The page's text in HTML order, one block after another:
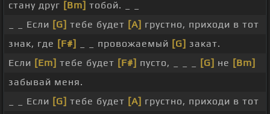
стану друг [Bm] тобой. _ _
_ _ Если [G] тебе будет [A] грустно, приходи в тот
знак, где [F#] _ _ провожаемый [G] закат.
Если [Em] тебе будет [F#] пусто, _ _ _ [G] не [Bm]
забывай меня.
_ _ Если [G] тебе будет [A] грустно, приходи в тот